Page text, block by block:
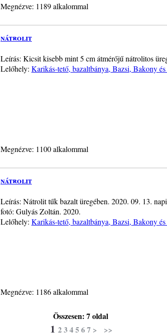
Megnézve: 1189 alkalommal
nátrolit
Leírás: Kicsit kisebb mint 5 cm átmérőjű nátrolitos
Lelőhely: Karikás-tető, bazaltbánya, Bazsi, Bakony
Megnézve: 1100 alkalommal
nátrolit
Leírás: Nátrolit tűk bazalt üregében. 2020. 09. 13.
fotó: Gulyás Zoltán. 2020.
Lelőhely: Karikás-tető, bazaltbánya, Bazsi, Bakony
Megnézve: 1186 alkalommal
Összesen: 7 oldal
1 234567 > >>